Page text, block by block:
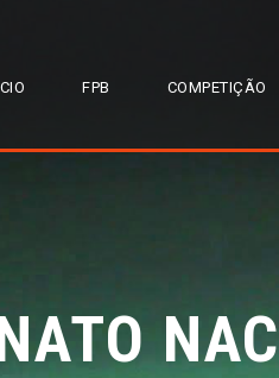
FPB COMPETIÇÃO